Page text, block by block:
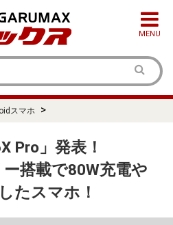
MENU
スマホ >
Pro」発表！
搭載で80W充電や
たスマホ！